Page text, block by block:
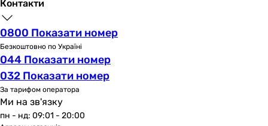
Склад набору змішувачів
Змішувач для умивальника
Lidz LDNEX001FNKS49184
Lidz LDNEX001FNKS49184
Lidz LDNEX001FNKS49184
Lidz LDHEL001FNKS49178
Змішувач для ванни
Lidz LDNEX006NKS49186
Lidz LDNEX005NKS49187
Контакти
0800 Показати номер
Безкоштовно по Україні
044 Показати номер
032 Показати номер
За тарифом оператора
Ми на зв'язку
пн - нд: 09:01 - 20:00